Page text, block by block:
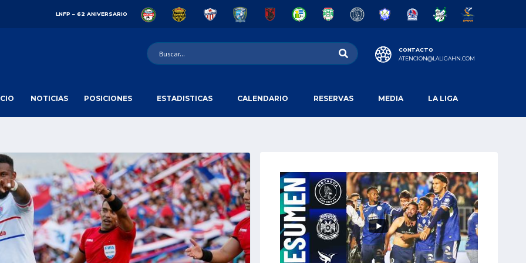
LNFP – 62 ANIVERSARIO
CONTACTO
ATENCION@LALIGAHN.COM
NOTICIAS POSICIONES ESTADISTICAS CALENDARIO RESERVAS MEDIA LA LIGA